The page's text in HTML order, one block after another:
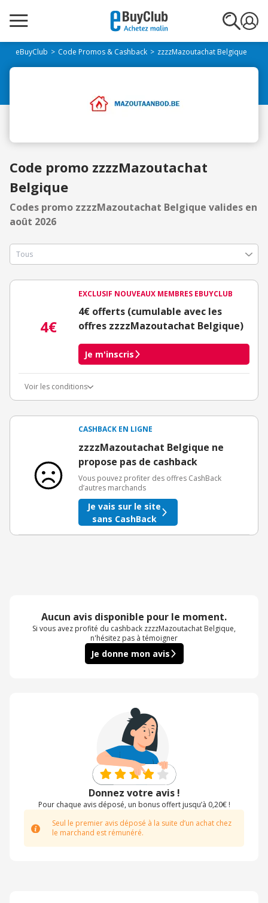
eBuyClub Code Promos & Cashback zzzzMazoutachat Belgique
Code promo zzzzMazoutachat
Belgique
Codes promo zzzzMazoutachat Belgique valides en
août 2026
4€
EXCLUSIF NOUVEAUX MEMBRES EBUYCLUB
4€ offerts (cumulable avec les
offres zzzzMazoutachat Belgique)
Je m'inscris
Voir les conditions
3€ de bienvenue crédités immédiatement + 1€ supplémentaire
Offre réservée à une toute première inscription chez eBuyClub.
CASHBACK EN LIGNE
zzzzMazoutachat Belgique ne
propose pas de cashback
Vous pouvez profiter des offres CashBack
d’autres marchands
Je vais sur le site
sans CashBack
Aucun avis disponible pour le moment.
Si vous avez profité du cashback zzzzMazoutachat Belgique,
n'hésitez pas à témoigner
Je donne mon avis
Donnez votre avis !
Pour chaque avis déposé, un bonus offert jusqu’à 0,20€ !
Seul le premier avis déposé à la suite d’un achat chez
le marchand est rémunéré.